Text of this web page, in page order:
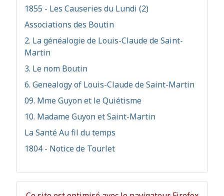
1855 - Les Causeries du Lundi (2)
Associations des Boutin
2. La généalogie de Louis-Claude de Saint-
Martin
3. Le nom Boutin
6. Genealogy of Louis-Claude de Saint-Martin
09. Mme Guyon et le Quiétisme
10. Madame Guyon et Saint-Martin
La Santé Au fil du temps
1804 - Notice de Tourlet